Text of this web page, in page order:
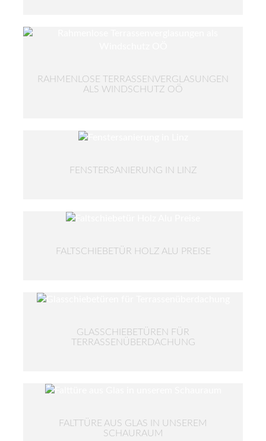
RAHMENLOSE TERRASSENVERGLASUNGEN
ALS WINDSCHUTZ OÖ
FENSTERSANIERUNG IN LINZ
FALTSCHIEBETÜR HOLZ ALU PREISE
GLASSCHIEBETÜREN FÜR
TERRASSENÜBERDACHUNG
FALTTÜRE AUS GLAS IN UNSEREM
SCHAURAUM